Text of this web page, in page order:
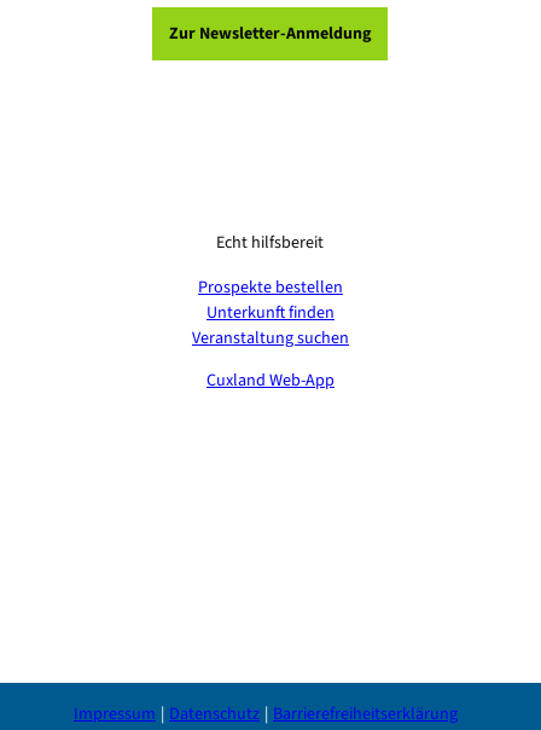
Zur Newsletter-Anmeldung
Echt hilfsbereit
Prospekte bestellen
Unterkunft finden
Veranstaltung suchen
Cuxland Web-App
Impressum Datenschutz Barrierefreiheitserklärung